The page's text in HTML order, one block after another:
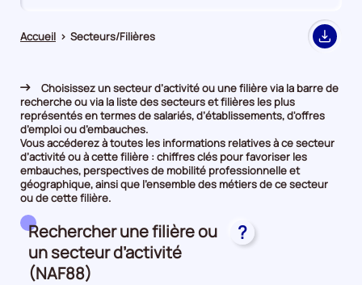
Accueil > Secteurs/Filières Export
Choisissez un secteur d’activité ou une filière via la barre de
recherche ou via la liste des secteurs et filières les plus
représentés en termes de salariés, d’établissements, d'offres
d’emploi ou d’embauches.
Vous accéderez à toutes les informations relatives à ce secteur
d’activité ou à cette filière : chiffres clés pour favoriser les
embauches, perspectives de mobilité professionnelle et
géographique, ainsi que l’ensemble des métiers de ce secteur
ou de cette filière.
Rechercher une filière ou
un secteur d’activité
(NAF88)
?